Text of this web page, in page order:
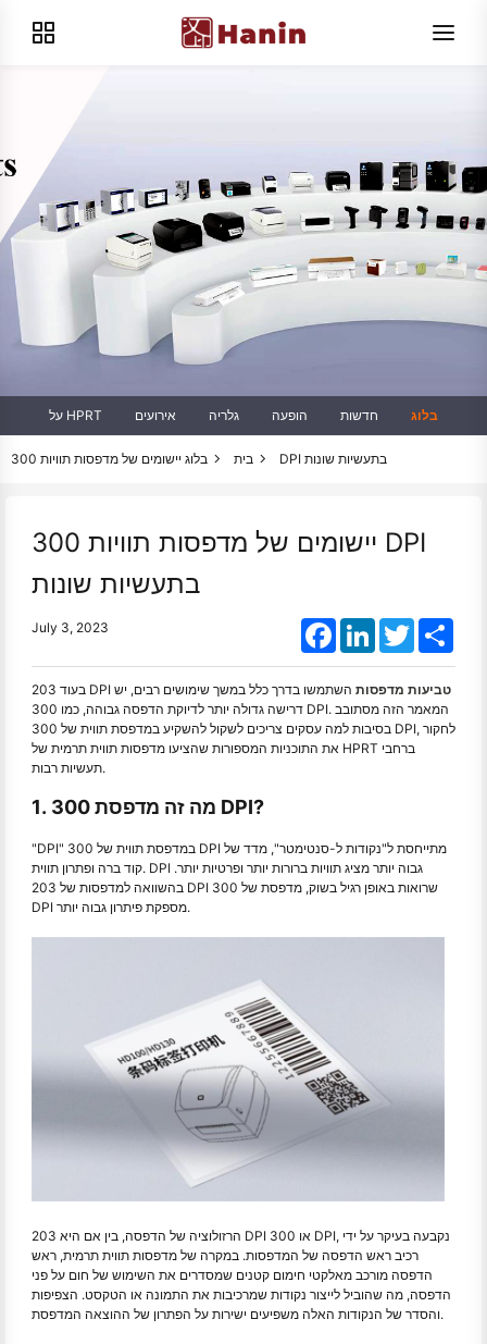
על HPRT אירועים גלריה הופעה חדשות בלוג
בית בלוג יישומים של מדפסות תוויות 300 DPI בתעשיות שונות
יישומים של מדפסות תוויות 300 DPI
בתעשיות שונות
July 3, 2023 FacebookLinkedInTwitter
בעוד 203 DPI טביעות מדפסות השתמשו בדרך כלל במשך שימושים רבים, יש
דרישה גדולה יותר לדיוקת הדפסה גבוהה, כמו 300 DPI. המאמר הזה מסתובב
בסיבות למה עסקים צריכים לשקול להשקיע במדפסת תווית של 300 DPI, לחקור
את התוכניות המספורות שהציעו מדפסות תווית תרמית של HPRT ברחבי
תעשיות רבות.
1. מה זה מדפסת 300 DPI?
"DPI" במדפסת תווית של 300 DPI מתייחסת ל"נקודות ל-סנטימטר", מדד של
קוד ברה ופתרון תווית. DPI גבוה יותר מציג תוויות ברורות יותר ופרטיות יותר.
בהשוואה למדפסות של 203 DPI שרואות באופן רגיל בשוק, מדפסת של 300
DPI מספקת פיתרון גבוה יותר.
הרזולוציה של הדפסה, בין אם היא 203 DPI או 300 DPI, נקבעה בעיקר על ידי
רכיב ראש הדפסה של המדפסות. במקרה של מדפסות תווית תרמית, ראש
הדפסה מורכב מאלקטי חימום קטנים שמסדרים את השימוש של חום על פני
הדפסה, מה שהוביל לייצור נקודות שמרכיבות את התמונה או הטקסט. הצפיפות
והסדר של הנקודות האלה משפיעים ישירות על הפתרון של ההוצאה המדפסת.